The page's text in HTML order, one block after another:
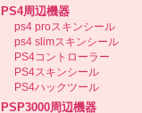
PS4周辺機器
ps4 proスキンシール
ps4 slimスキンシール
PS4コントローラー
PS4スキンシール
PS4ハックツール
PSP3000周辺機器